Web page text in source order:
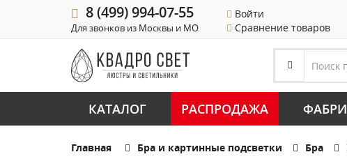
8 (499) 994-07-55
Для звонков из Москвы и МО
Войти
Сравнение товаров
КАТАЛОГ РАСПРОДАЖА
Главная Бра и картинные подсветки Бра